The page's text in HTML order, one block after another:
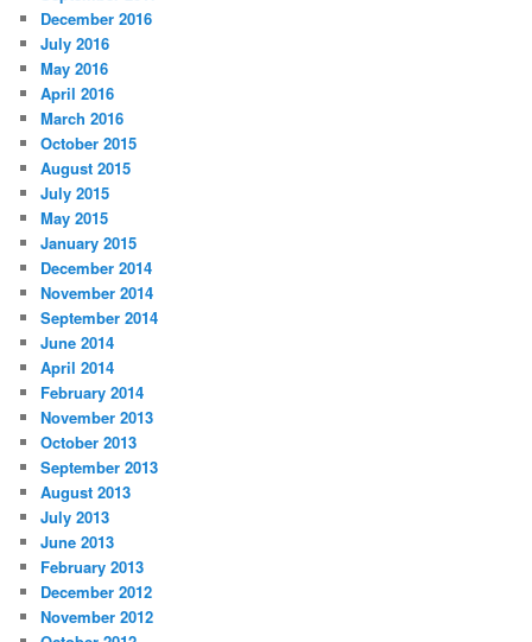
December 2016
July 2016
May 2016
April 2016
March 2016
October 2015
August 2015
July 2015
May 2015
January 2015
December 2014
November 2014
September 2014
June 2014
April 2014
February 2014
November 2013
October 2013
September 2013
August 2013
July 2013
June 2013
February 2013
December 2012
November 2012